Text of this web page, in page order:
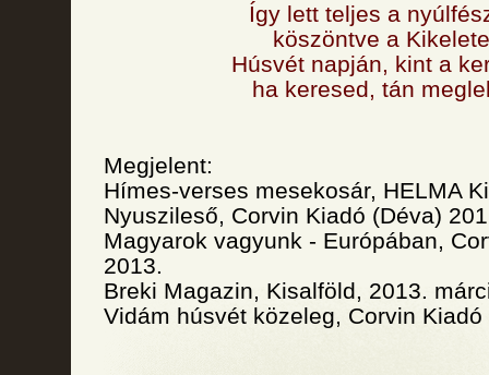
Így lett teljes a
köszöntve a
Húsvét napján, kint a
ha keresed, tán
Megjelent:
Hímes-verses mesekosár, HELMA
Nyuszileső, Corvin Kiadó (Déva)
Magyarok vagyunk - Európában,
2013.
Breki Magazin, Kisalföld, 2013.
Vidám húsvét közeleg, Corvin Kiadó